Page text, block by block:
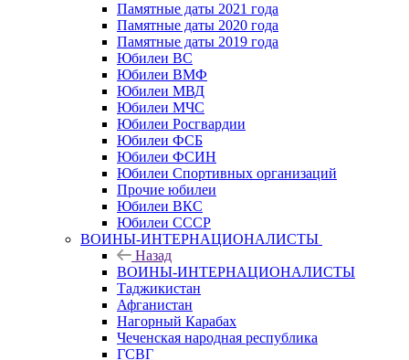
Памятные даты 2021 года
Памятные даты 2020 года
Памятные даты 2019 года
Юбилеи ВС
Юбилеи ВМФ
Юбилеи МВД
Юбилеи МЧС
Юбилеи Росгвардии
Юбилеи ФСБ
Юбилеи ФСИН
Юбилеи Спортивных организаций
Прочие юбилеи
Юбилеи ВКС
Юбилеи СССР
ВОИНЫ-ИНТЕРНАЦИОНАЛИСТЫ
Назад
ВОИНЫ-ИНТЕРНАЦИОНАЛИСТЫ
Таджикистан
Афганистан
Нагорный Карабах
Чеченская народная республика
ГСВГ